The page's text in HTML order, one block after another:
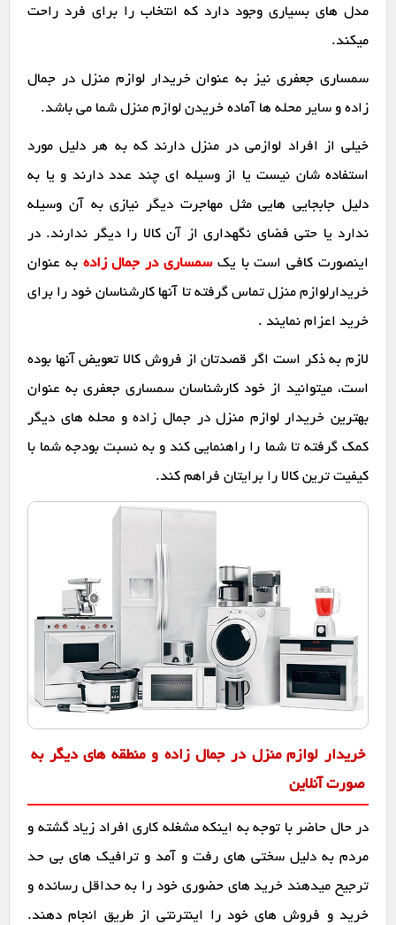
مدل های بسیاری وجود دارد که انتخاب را برای فرد راحت
میکند.
سمساری جعفری نیز به عنوان خریدار لوازم منزل در جمال
زاده و سایر محله ها آماده خریدن لوازم منزل شما می باشد.
خیلی از افراد لوازمی در منزل دارند که به هر دلیل مورد
استفاده شان نیست یا از وسیله ای چند عدد دارند و یا به
دلیل جابجایی هایی مثل مهاجرت دیگر نیازی به آن وسیله
ندارد یا حتی فضای نگهداری از آن کالا را دیگر ندارند. در
اینصورت کافی است با یکسمساری در جمال زاده به عنوان
خریدارلوازم منزل تماس گرفته تا آنها کارشناسان خود را برای
خرید اعزام نمایند .
لازم به ذکر است اگر قصدتان از فروش کالا تعویض آنها بوده
است، میتوانید از خود کارشناسان سمساری جعفری به عنوان
بهترین خریدار لوازم منزل در جمال زاده و محله های دیگر
کمک گرفته تا شما را راهنمایی کند و به نسبت بودجه شما با
کیفیت ترین کالا را برایتان فراهم کند.
خریدار لوازم منزل در جمال زاده و منطقه های دیگر به
صورت آنلاین
در حال حاضر با توجه به اینکه مشغله کاری افراد زیاد گشته و
مردم به دلیل سختی های رفت و آمد و ترافیک های بی حد
ترجیح میدهند خرید های حضوری خود را به حداقل رسانده و
خرید و فروش های خود را اینترنتی از طریق انجام دهند.